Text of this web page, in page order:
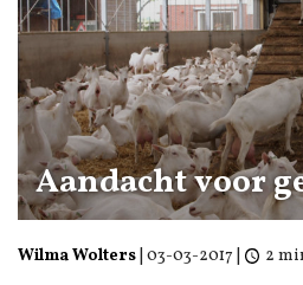
Aandacht voor
Wilma Wolters 03-03-2017 2